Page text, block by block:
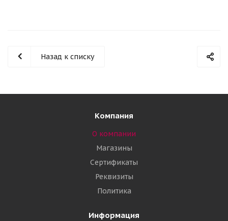
Назад к списку
Компания
О компании
Магазины
Сертификаты
Реквизиты
Политика
Информация